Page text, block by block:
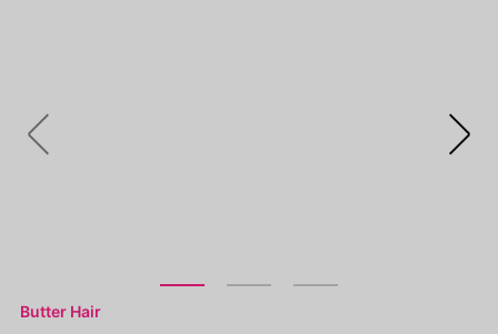
Butter Hair